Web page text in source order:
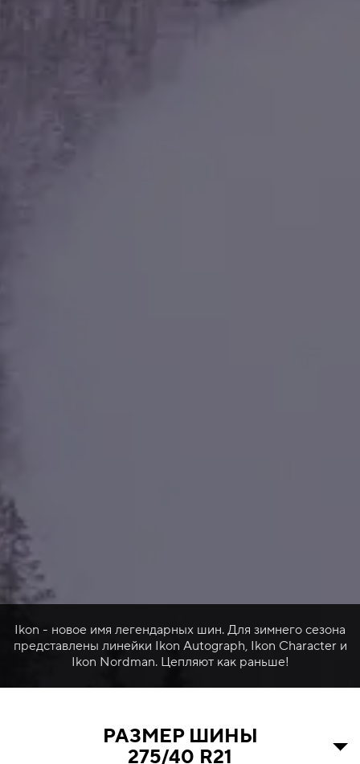
Ikon - новое имя легендарных шин. Для зимнего сезона
представлены линейки Ikon Autograph, Ikon Character и
Ikon Nordman. Цепляют как раньше!
РАЗМЕР ШИНЫ
275/40 R21